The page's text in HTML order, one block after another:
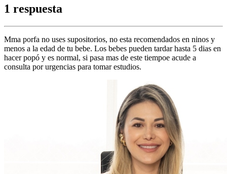
1 respuesta
Mma porfa no uses supositorios, no esta recomendados en ninos y
menos a la edad de tu bebe. Los bebes pueden tardar hasta 5 dias en
hacer popó y es normal, si pasa mas de este tiempoe acude a
consulta por urgencias para tomar estudios.